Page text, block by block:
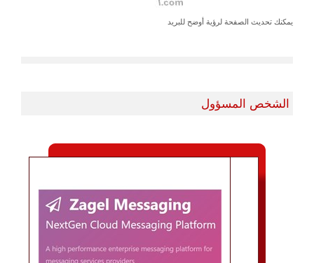
يمكنك تحديث الصفحة لرؤية أوضح للبريد
الشخص المسؤول